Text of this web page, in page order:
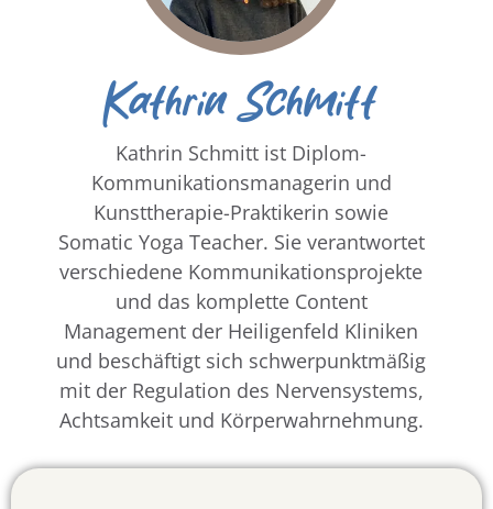
Kathrin Schmitt
Kathrin Schmitt ist Diplom-
Kommunikationsmanagerin und
Kunsttherapie-Praktikerin sowie
Somatic Yoga Teacher. Sie verantwortet
verschiedene Kommunikationsprojekte
und das komplette Content
Management der Heiligenfeld Kliniken
und beschäftigt sich schwerpunktmäßig
mit der Regulation des Nervensystems,
Achtsamkeit und Körperwahrnehmung.